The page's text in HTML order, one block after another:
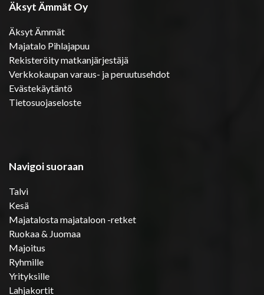
Äksyt Ämmät Oy
Äksyt Ämmät
Majatalo Pihlajapuu
Rekisteröity matkanjärjestäjä
Verkkokaupan varaus- ja peruutusehdot
Evästekäytäntö
Tietosuojaseloste
Navigoi suoraan
Talvi
Kesä
Majatalosta majataloon -retket
Ruokaa & Juomaa
Majoitus
Ryhmille
Yrityksille
Lahjakortit